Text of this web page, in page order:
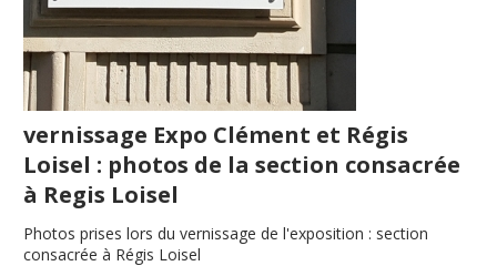
vernissage Expo Clément et Régis
Loisel : photos de la section consacrée
à Regis Loisel
Photos prises lors du vernissage de l'exposition : section
consacrée à Régis Loisel